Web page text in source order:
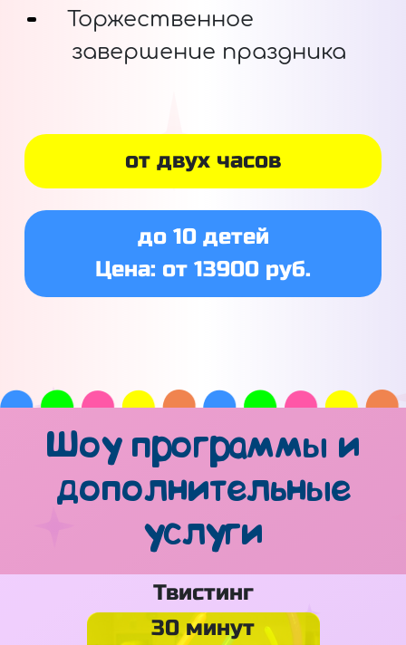
Торжественное
завершение праздника
от двух часов
до 10 детей
Цена: от 13900 руб.
Шоу программы и
дополнительные
услуги
Твистинг
30 минут